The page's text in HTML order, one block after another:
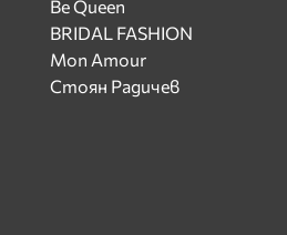
Be Queen
BRIDAL FASHION
Mon Amour
Стоян Радичев